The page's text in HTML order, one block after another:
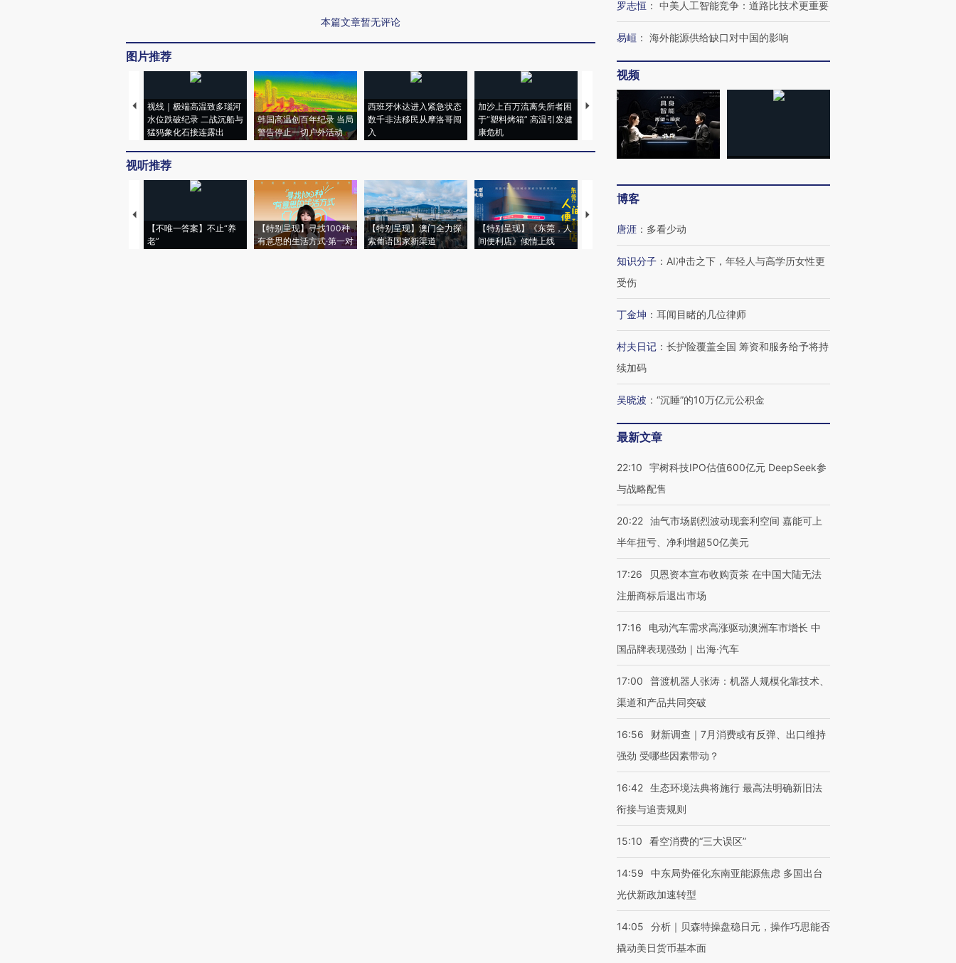
本篇文章暂无评论
图片推荐
视线｜极端高温致多瑙河
水位跌破纪录 二战沉船与
猛犸象化石接连露出
韩国高温创百年纪录 当局
警告停止一切户外活动
西班牙休达进入紧急状态
数千非法移民从摩洛哥闯
入
加沙上百万流离失所者困
于“塑料烤箱” 高温引发健
康危机
视线｜HYROX的吸金
术：是什么让中产们甘
心“花钱找虐”？
粒摇头丸 尿检体内含3种
毒品
视听推荐
【不唯一答案】不止“养
老”
【特别呈现】寻找100种
有意思的生活方式·第一对
【特别呈现】澳门全力探
索葡语国家新渠道
【特别呈现】《东莞，人
间便利店》倾情上线
【推广】走进第四届链博
会，让数智科技“链”接产
罗志恒 ： 中美人工智能竞争：道路比技术更重要
易峘 ： 海外能源供给缺口对中国的影响
视频
博客
唐涯 ： 多看少动
知识分子 ： AI冲击之下，年轻人与高学历女性更
受伤
丁金坤 ： 耳闻目睹的几位律师
村夫日记 ： 长护险覆盖全国 筹资和服务给予将持
续加码
吴晓波 ： “沉睡”的10万亿元公积金
最新文章
22:10
宇树科技IPO估值600亿元 DeepSeek参
与战略配售
20:22 油气市场剧烈波动现套利空间 嘉能可上
半年扭亏、净利增超50亿美元
17:26
贝恩资本宣布收购贡茶 在中国大陆无法
注册商标后退出市场
17:16
电动汽车需求高涨驱动澳洲车市增长 中
国品牌表现强劲｜出海·汽车
17:00
普渡机器人张涛：机器人规模化靠技术、
渠道和产品共同突破
16:56
财新调查｜7月消费或有反弹、出口维持
强劲 受哪些因素带动？
16:42 生态环境法典将施行 最高法明确新旧法
衔接与追责规则
15:10 看空消费的“三大误区”
14:59
中东局势催化东南亚能源焦虑 多国出台
光伏新政加速转型
14:05
分析｜贝森特操盘稳日元，操作巧思能否
撬动美日货币基本面